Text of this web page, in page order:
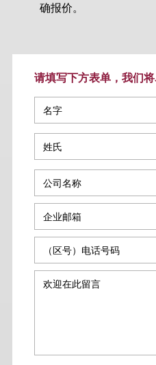
确报价。
请填写下方表单，我们将